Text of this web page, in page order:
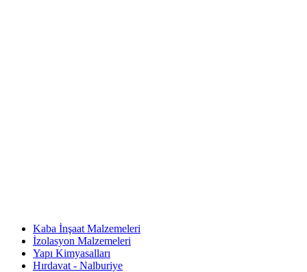
Kaba İnşaat Malzemeleri
İzolasyon Malzemeleri
Yapı Kimyasalları
Hırdavat - Nalburiye